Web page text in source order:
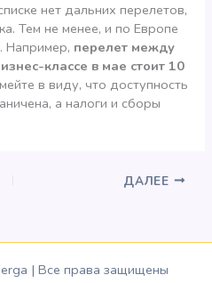
нет дальних перелетов,
Тем не менее, и по Европе
Например, перелет между
классе в мае стоит 10
в виду, что доступность
а налоги и сборы
ДАЛЕЕ
| Все права защищены